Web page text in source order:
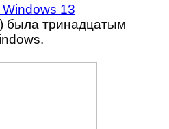
13
была тринадцатым